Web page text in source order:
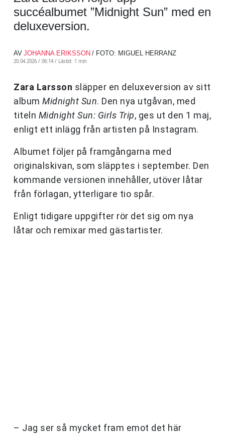
succéalbumet ”Midnight Sun” med en
deluxeversion.
AV JOHANNA ERIKSSON / FOTO: MIGUEL HERRANZ
20.04.2026 / 06:14 / Lästid: 1 min
Zara Larsson släpper en deluxeversion av sitt
album Midnight Sun. Den nya utgåvan, med
titeln Midnight Sun: Girls Trip, ges ut den 1 maj,
enligt ett inlägg från artisten på Instagram.
Albumet följer på framgångarna med
originalskivan, som släpptes i september. Den
kommande versionen innehåller, utöver låtar
från förlagan, ytterligare tio spår.
Enligt tidigare uppgifter rör det sig om nya
låtar och remixar med gästartister.
– Jag ser så mycket fram emot det här